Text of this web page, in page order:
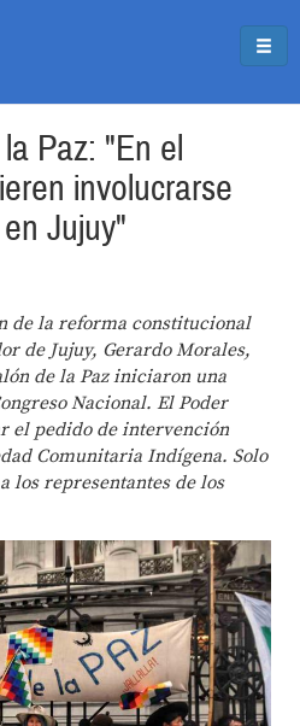
Paz: "En el
involucrarse
Jujuy"
de la reforma constitucional
de Jujuy, Gerardo Morales,
de la Paz iniciaron una
Nacional. El Poder
el pedido de intervención
Comunitaria Indígena. Solo
los representantes de los